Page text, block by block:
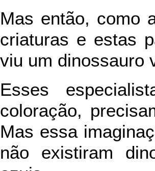
Mas então, como
criaturas e estas
viu um dinossauro
Esses
coloração,
Mas essa
não existiram